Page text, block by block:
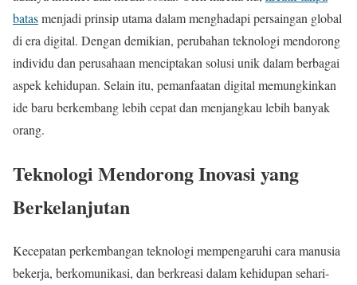
batasmenjadi prinsip utama dalam menghadapi persaingan global
di era digital. Dengan demikian, perubahan teknologi mendorong
individu dan perusahaan menciptakan solusi unik dalam berbagai
aspek kehidupan. Selain itu, pemanfaatan digital memungkinkan
ide baru berkembang lebih cepat dan menjangkau lebih banyak
orang.
Teknologi Mendorong Inovasi yang
Berkelanjutan
Kecepatan perkembangan teknologi mempengaruhi cara manusia
bekerja, berkomunikasi, dan berkreasi dalam kehidupan sehari-